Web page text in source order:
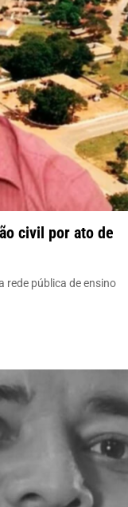
civil por ato de
rede pública de ensino